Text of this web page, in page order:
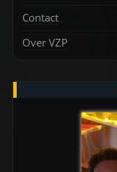
Contact
Over VZP